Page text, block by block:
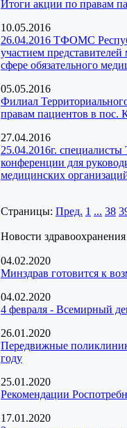
Итоги акции по правам
10.05.2016
26.04.2016 ТФОМС
участием
сфере обязательного
05.05.2016
Филиал
правам пациентов в пос.
27.04.2016
25.04.2016г.
конференции для
медицинских
Страницы: Пред. 1 ... 38
Новости здравоохранения
04.02.2020
Минздрав готовится к
04.02.2020
4 февраля - Всемирный
26.01.2020
Передвижные
году
25.01.2020
Рекомендации
17.01.2020